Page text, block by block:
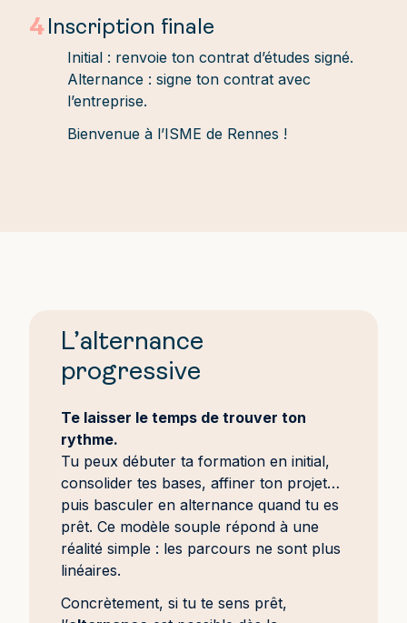
4 Inscription finale
Initial : renvoie ton contrat d’études signé.
Alternance : signe ton contrat avec
l’entreprise.
Bienvenue à l’ISME de Rennes !
L’alternance
progressive
Te laisser le temps de trouver ton
rythme.
Tu peux débuter ta formation en initial,
consolider tes bases, affiner ton projet…
puis basculer en alternance quand tu es
prêt. Ce modèle souple répond à une
réalité simple : les parcours ne sont plus
linéaires.
Concrètement, si tu te sens prêt,